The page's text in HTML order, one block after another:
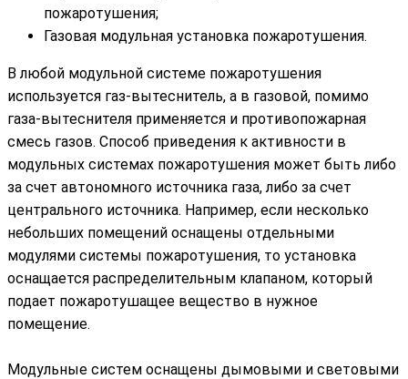
пожаротушения;
Газовая модульная установка пожаротушения.
В любой модульной системе пожаротушения
используется газ-вытеснитель, а в газовой, помимо
газа-вытеснителя применяется и противопожарная
смесь газов. Способ приведения к активности в
модульных системах пожаротушения может быть либо
за счет автономного источника газа, либо за счет
центрального источника. Например, если несколько
небольших помещений оснащены отдельными
модулями системы пожаротушения, то установка
оснащается распределительным клапаном, который
подает пожаротушащее вещество в нужное
помещение.
Модульные систем оснащены дымовыми и световыми